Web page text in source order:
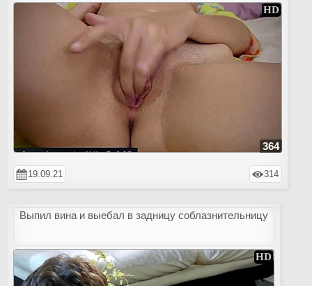
364
19.09.21 314
Выпил вина и выебал в задницу соблазнительницу